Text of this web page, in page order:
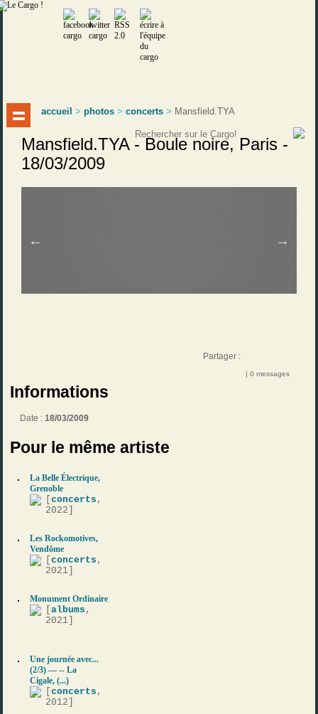
accueil >photos >concerts > Mansfield.TYA
Mansfield.TYA - Boule noire, Paris -
18/03/2009
Partager :
| 0 messages
Informations
Date :18/03/2009
Pour le même artiste
La Belle Électrique,
Grenoble
[concerts ,
2022]
Les Rockomotives,
Vendôme
[concerts ,
2021]
Monument Ordinaire
[albums ,
2021]
Une journée avec...
(2/3) — -- La
Cigale, (...)
[concerts ,
2012]